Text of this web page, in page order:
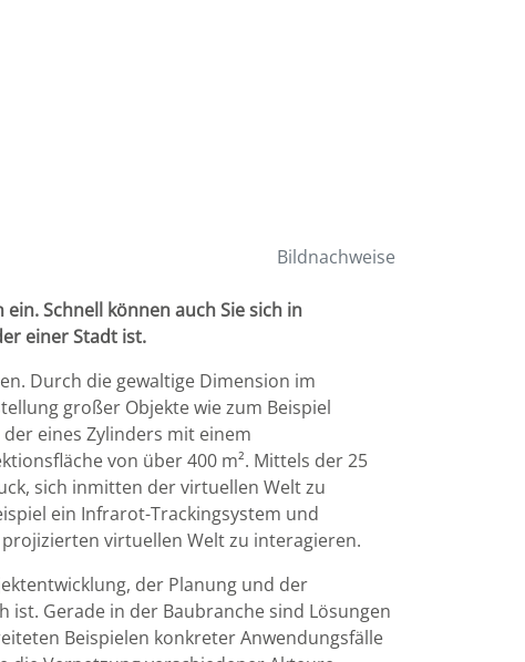
Bildnachweise
Schnell können auch Sie sich in
einer Stadt ist.
Durch die gewaltige Dimension im
großer Objekte wie zum Beispiel
eines Zylinders mit einem
von über 400 m². Mittels der 25
sich inmitten der virtuellen Welt zu
ein Infrarot-Trackingsystem und
virtuellen Welt zu interagieren.
der Planung und der
Gerade in der Baubranche sind Lösungen
Beispielen konkreter Anwendungsfälle